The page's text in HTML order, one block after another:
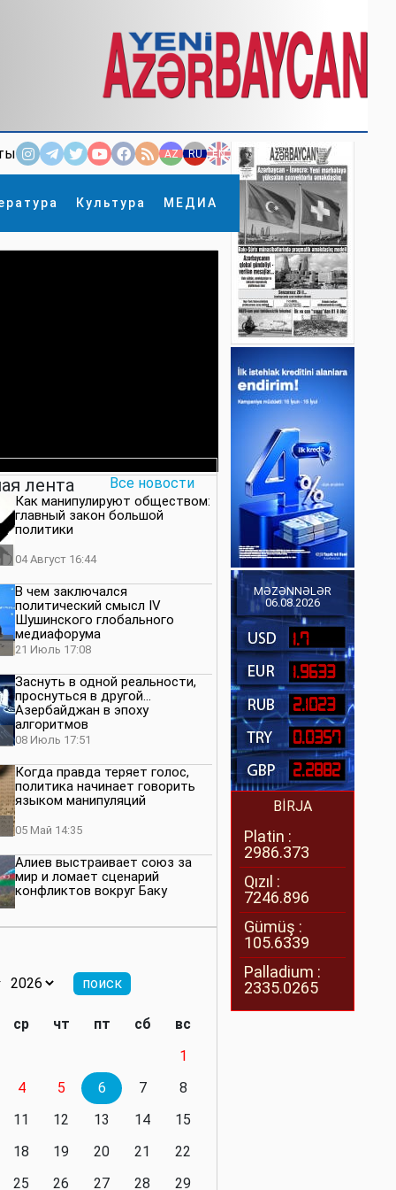
AZ RU EN
Культура МЕДИА
×
лента Все новости
Как манипулируют обществом:
главный закон большой
политики
04 Август 16:44
В чем заключался
политический смысл IV
Шушинского глобального
медиафорума
21 Июль 17:08
Заснуть в одной реальности,
проснуться в другой…
Азербайджан в эпоху
алгоритмов
08 Июль 17:51
Когда правда теряет голос,
политика начинает говорить
языком манипуляций
05 Май 14:35
Алиев выстраивает союз за
мир и ломает сценарий
конфликтов вокруг Баку
значимость региона
нейтралитета больше не будет
11 Март 16:36
президенту приходится все
делать самому
ср чт пт сб
вс
1
4 5 6 7
8
11 12 13 14
15
18 19 20 21
22
25 26 27 28
29
MƏZƏNNƏLƏR
06.08.2026
1.7
1.9633
2.1023
0.0357
2.2882
BİRJA
Platin :
2986.373
Qızıl :
7246.896
Gümüş :
105.6339
Palladium :
2335.0265